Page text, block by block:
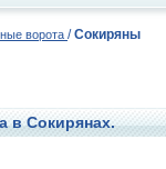
ворота / Сокиряны
в Сокирянах.